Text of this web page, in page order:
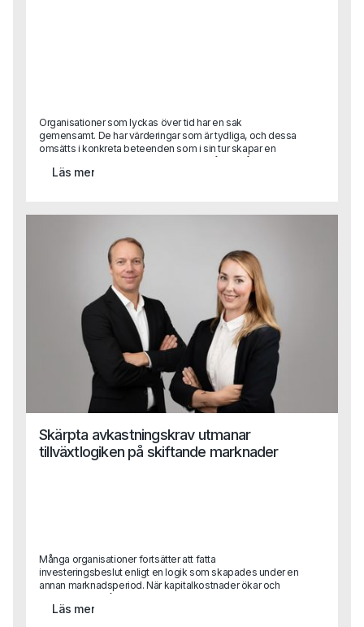
Organisationer som lyckas över tid har en sak
gemensamt. De har värderingar som är tydliga, och dessa
omsätts i konkreta beteenden som i sin tur skapar en
abstrakt. Men det är svårt att förklara vad god kultur är.
Läs mer
Skärpta avkastningskrav utmanar
tillväxtlogiken på skiftande marknader
Många organisationer fortsätter att fatta
investeringsbeslut enligt en logik som skapades under en
annan marknadsperiod. När kapitalkostnader ökar och
konkurrensen hårdnar blir konsekvensen ofta att tillväxt
inte längre leder till lönsamhet.
Läs mer